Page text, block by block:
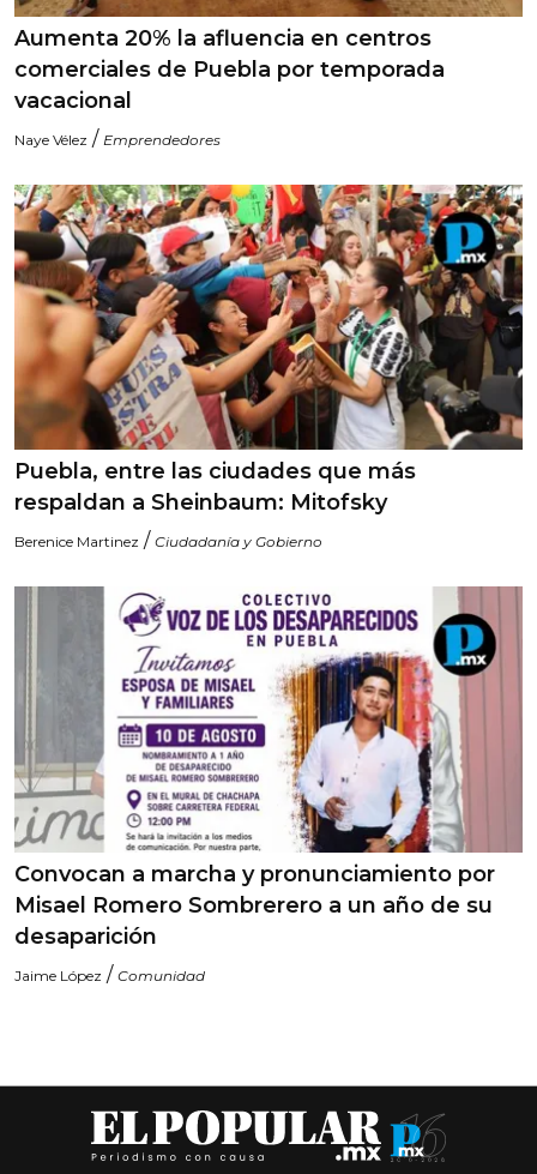
Aumenta 20% la afluencia en centros
comerciales de Puebla por temporada
vacacional
Naye Vélez / Emprendedores
Puebla, entre las ciudades que más
respaldan a Sheinbaum: Mitofsky
Berenice Martinez / Ciudadanía y Gobierno
Convocan a marcha y pronunciamiento por
Misael Romero Sombrerero a un año de su
desaparición
Jaime López / Comunidad